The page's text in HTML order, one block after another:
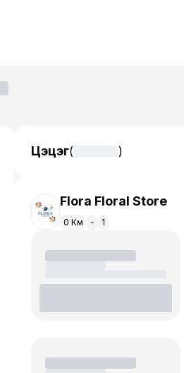
Цэцэг( )
Flora Floral Store
0 Км - 1